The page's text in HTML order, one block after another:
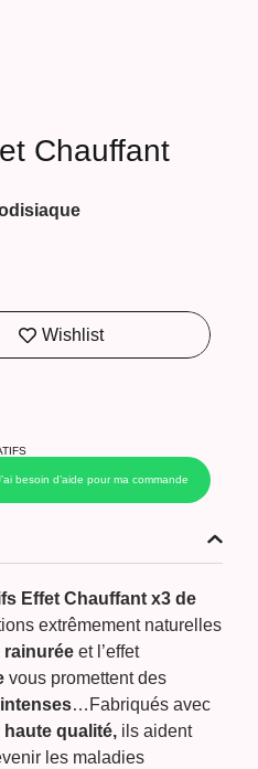
Chauffant
Wishlist
besoin d’aide pour ma commande
Effet Chauffant x3 de
extrêmement naturelles
rainurée et l’effet
vous promettent des
…Fabriqués avec
qualité, ils aident
les maladies